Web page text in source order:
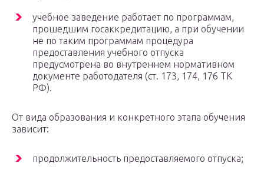
учебное заведение работает по программам,
прошедшим госаккредитацию, а при обучении
не по таким программам процедура
предоставления учебного отпуска
предусмотрена во внутреннем нормативном
документе работодателя (ст. 173, 174, 176 ТК
РФ).
От вида образования и конкретного этапа обучения
зависит:
продолжительность предоставляемого отпуска;